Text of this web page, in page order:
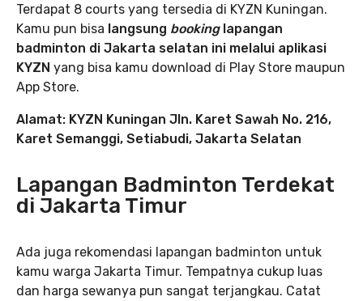
Terdapat 8 courts yang tersedia di KYZN Kuningan.
Kamu pun bisa langsung booking lapangan
badminton di Jakarta selatan ini melalui aplikasi
KYZN yang bisa kamu download di Play Store maupun
App Store.
Alamat: KYZN Kuningan Jln. Karet Sawah No. 216,
Karet Semanggi, Setiabudi, Jakarta Selatan
Lapangan Badminton Terdekat
di Jakarta Timur
Ada juga rekomendasi lapangan badminton untuk
kamu warga Jakarta Timur. Tempatnya cukup luas
dan harga sewanya pun sangat terjangkau. Catat